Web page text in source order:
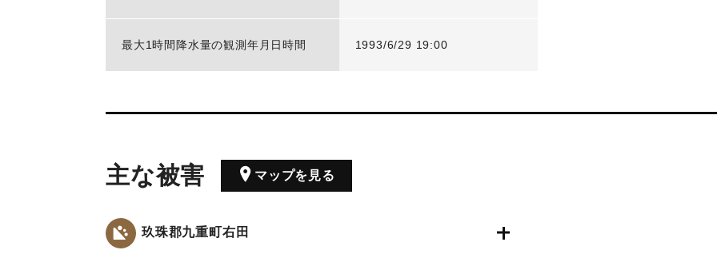
最大1時間降水量の観測年月日時間 1993/6/29 19:00
主な被害 マップを見る
玖珠郡九重町右田